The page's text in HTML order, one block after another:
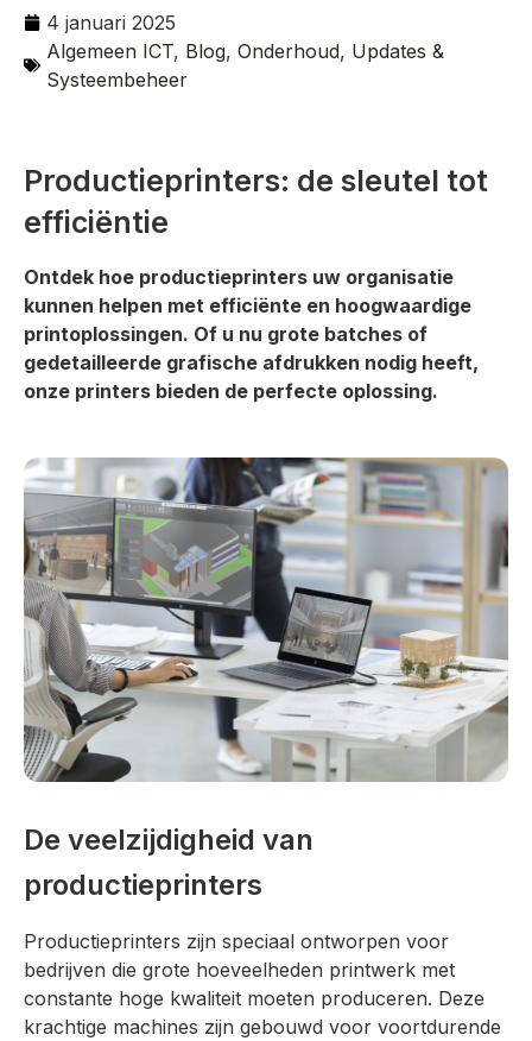
4 januari 2025
Algemeen ICT, Blog, Onderhoud, Updates &
Systeembeheer
Productieprinters: de sleutel tot
efficiëntie
Ontdek hoe productieprinters uw organisatie
kunnen helpen met efficiënte en hoogwaardige
printoplossingen. Of u nu grote batches of
gedetailleerde grafische afdrukken nodig heeft,
onze printers bieden de perfecte oplossing.
De veelzijdigheid van
productieprinters
Productieprinters zijn speciaal ontworpen voor
bedrijven die grote hoeveelheden printwerk met
constante hoge kwaliteit moeten produceren. Deze
krachtige machines zijn gebouwd voor voortdurende